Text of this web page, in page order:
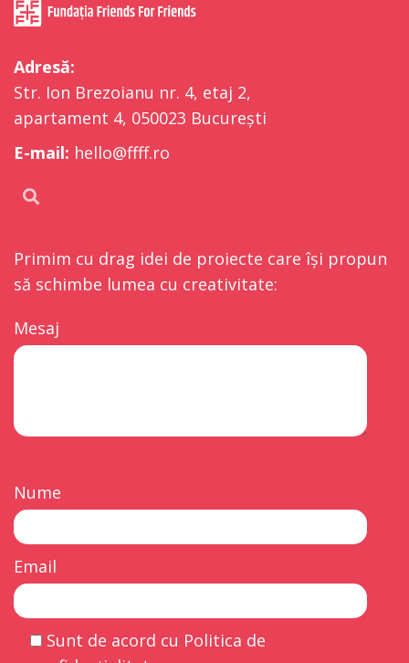
Adresă:
Str. Ion Brezoianu nr. 4, etaj 2,
apartament 4, 050023 București
E-mail: hello@ffff.ro
Primim cu drag idei de proiecte care își propun
să schimbe lumea cu creativitate:
Mesaj
Nume
Email
Sunt de acord cu Politica de